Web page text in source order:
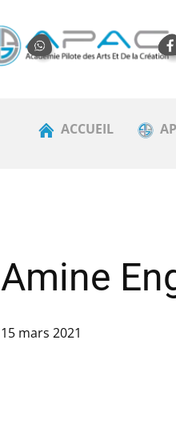
ACCUEIL
Amine
15 mars 2021